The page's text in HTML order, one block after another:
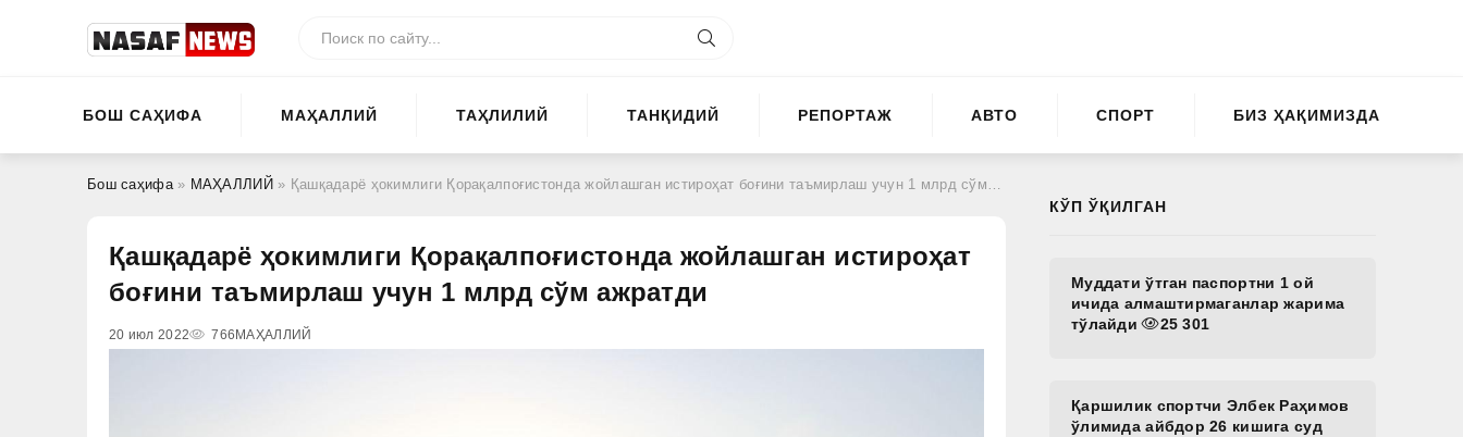
БОШ САҲИФА МАҲАЛЛИЙ ТАҲЛИЛИЙ ТАНҚИДИЙ РЕПОРТАЖ АВТО СПОРТ БИЗ ҲАҚИМИЗДА
Бош саҳифа» МАҲАЛЛИЙ » Қашқадарё ҳокимлиги Қорақалпоғистонда жойлашган истироҳат боғини таъмирлаш учун 1 млрд сўм ажратди
Қашқадарё ҳокимлиги Қорақалпоғистонда жойлашган истироҳат
боғини таъмирлаш учун 1 млрд сўм ажратди
20 июл 2022 766 МАҲАЛЛИЙ
КЎП ЎҚИЛГАН
Муддати ўтган паспортни 1 ой
ичида алмаштирмаганлар жарима
тўлайди
25 301
Қаршилик спортчи Элбек Раҳимов
ўлимида айбдор 26 кишига суд